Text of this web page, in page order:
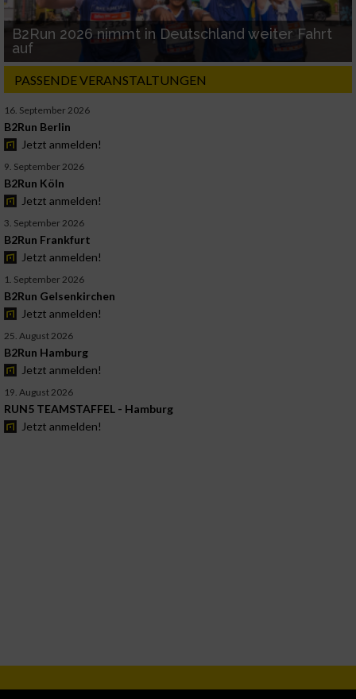
B2Run 2026 nimmt in Deutschland weiter Fahrt
auf
PASSENDE VERANSTALTUNGEN
16. September 2026
B2Run Berlin
Jetzt anmelden!
9. September 2026
B2Run Köln
Jetzt anmelden!
3. September 2026
B2Run Frankfurt
Jetzt anmelden!
1. September 2026
B2Run Gelsenkirchen
Jetzt anmelden!
25. August 2026
B2Run Hamburg
Jetzt anmelden!
19. August 2026
RUN5 TEAMSTAFFEL - Hamburg
Jetzt anmelden!